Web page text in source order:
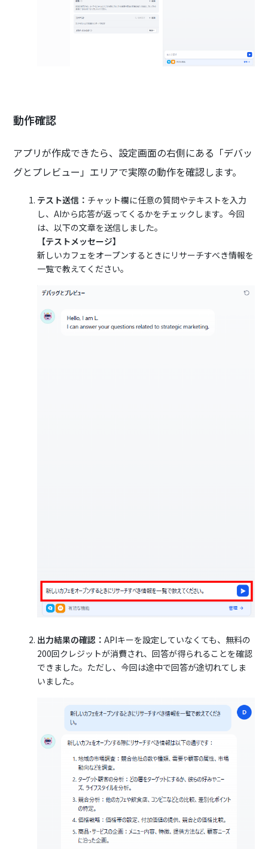
動作確認
アプリが作成できたら、設定画面の右側にある「デバッ
グとプレビュー」エリアで実際の動作を確認します。
テスト送信： チャット欄に任意の質問やテキストを入力
し、AIから応答が返ってくるかをチェックします。今回
は、以下の文章を送信しました。
【テストメッセージ】
新しいカフェをオープンするときにリサーチすべき情報を
一覧で教えてください。
出力結果の確認：APIキーを設定していなくても、無料の
200回クレジットが消費され、回答が得られることを確認
できました。ただし、今回は途中で回答が途切れてしま
いました。